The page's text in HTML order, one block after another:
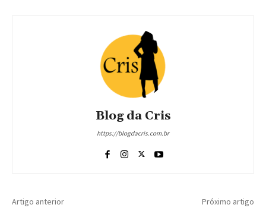
Blog da Cris
https://blogdacris.com.br
Artigo anterior Próximo artigo